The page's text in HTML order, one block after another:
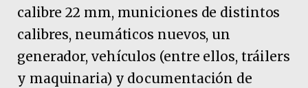
calibre 22 mm, municiones de distintos
calibres, neumáticos nuevos, un
generador, vehículos (entre ellos, tráilers
y maquinaria) y documentación de